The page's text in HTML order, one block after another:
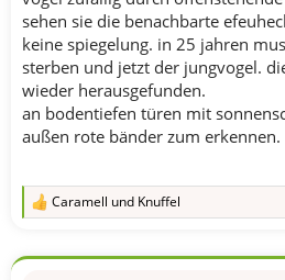
sehen sie die benachbarte
keine spiegelung. in 25 jahren
sterben und jetzt der jungvogel.
wieder herausgefunden.
an bodentiefen türen mit
außen rote bänder zum erkennen.
R
k
Caramell und Knuffel